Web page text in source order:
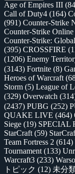
Age of Empires III
Call of Duty4 (164)
(991) Counter-Strike
Counter-Strike Online
Counter-Strike:
(395) CROSSFIRE
(1206) Enemy
(3143) Fortnite (8)
Heroes of Warcraft
Storm (5) League of
(329) Overwatch
(2437) PUBG (252)
QUAKE LIVE (464)
Siege (19) SPECIAL
StarCraft (59)
Team Fortress 2 (614)
Tournament (133)
Warcraft3 (233)
トピック (12) 未分